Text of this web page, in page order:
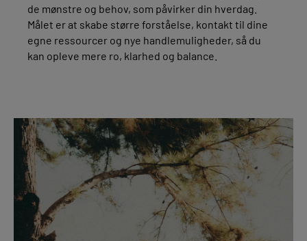
de mønstre og behov, som påvirker din hverdag.
Målet er at skabe større forståelse, kontakt til dine
egne ressourcer og nye handlemuligheder, så du
kan opleve mere ro, klarhed og balance.